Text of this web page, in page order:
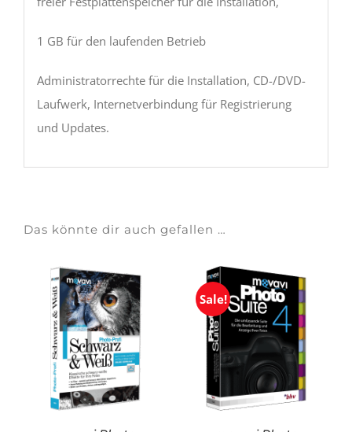
1 GB für den laufenden Betrieb
Administratorrechte für die Installation, CD-/DVD-
Laufwerk, Internetverbindung für Registrierung
und Updates.
Das könnte dir auch gefallen …
Sale!